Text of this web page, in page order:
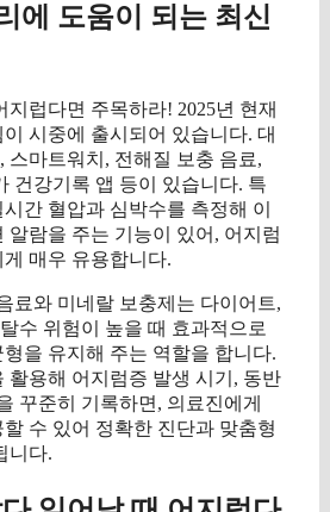
에 도움이 되는 최신
지럽다면 주목하라! 2025년 현재
시중에 출시되어 있습니다. 대
스마트워치, 전해질 보충 음료,
건강기록 앱 등이 있습니다. 특
간 혈압과 심박수를 측정해 이
알람을 주는 기능이 있어, 어지럼
매우 유용합니다.
료와 미네랄 보충제는 다이어트,
수 위험이 높을 때 효과적으로
을 유지해 주는 역할을 합니다.
활용해 어지럼증 발생 시기, 동반
꾸준히 기록하면, 의료진에게
수 있어 정확한 진단과 맞춤형
니다.